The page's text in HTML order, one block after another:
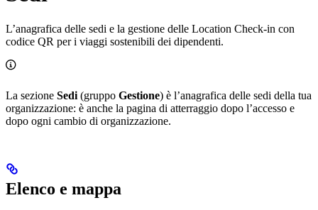
L’anagrafica delle sedi e la gestione delle Location Check-in con
codice QR per i viaggi sostenibili dei dipendenti.
La sezione Sedi (gruppo Gestione) è l’anagrafica delle sedi della tua
organizzazione: è anche la pagina di atterraggio dopo l’accesso e
dopo ogni cambio di organizzazione.
Elenco e mappa